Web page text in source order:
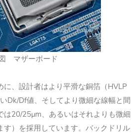
マザーボード
に、設計者はより平滑な銅箔（HVLP
Dk/Df値、そしてより微細な線幅と間
は20/25μm、あるいはそれよりも微細
す）を採用しています。バックドリル